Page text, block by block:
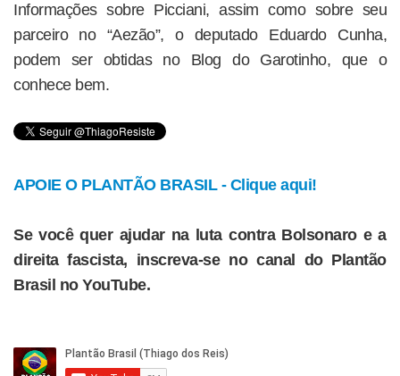
Informações sobre Picciani, assim como sobre seu
parceiro no “Aezão”, o deputado Eduardo Cunha,
podem ser obtidas no Blog do Garotinho, que o
conhece bem.
APOIE O PLANTÃO BRASIL - Clique aqui!
Se você quer ajudar na luta contra Bolsonaro e a
direita fascista, inscreva-se no canal do Plantão
Brasil no YouTube.